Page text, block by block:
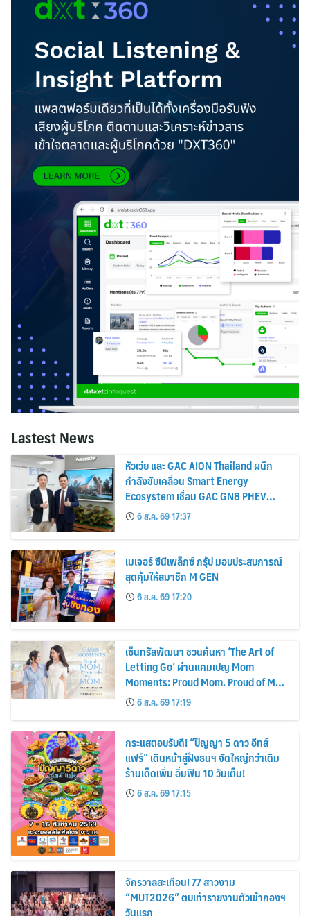
Lastest News
หัวเว่ย และ GAC AION Thailand ผนึก
กำลังขับเคลื่อน Smart Energy
Ecosystem เชื่อม GAC GN8 PHEV
รถยนต์ MPV ระดับพรีเมียม เข้ากับ
พลังงานแสงอาทิตย์ภายในบ้าน
6 ส.ค. 69 17:37
เมเจอร์ ซีนีเพล็กซ์ กรุ้ป มอบประสบการณ์
สุดคุ้มให้สมาชิก M GEN
6 ส.ค. 69 17:20
เซ็นทรัลพัฒนา ชวนค้นหา ‘The Art of
Letting Go’ ผ่านแคมเปญ Mom
Moments: Proud Mom. Proud of My
Mom.6 ส.ค. 69 17:19
กระแสตอบรับดี! “ปัญญา 5 ดาว อีทส์
แฟร์” เดินหน้าสู่ฝั่งธนฯ จัดใหญ่กว่าเดิม
ร้านเด็ดเพิ่ม อิ่มฟิน 10 วันเต็ม!
6 ส.ค. 69 17:15
จักรวาลสะเทือน! 77 สาวงาม
“MUT2026” ตบเท้ารายงานตัวเข้ากองฯ